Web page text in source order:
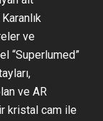
ve
“Superlumed”
ve AR
kristal cam ile